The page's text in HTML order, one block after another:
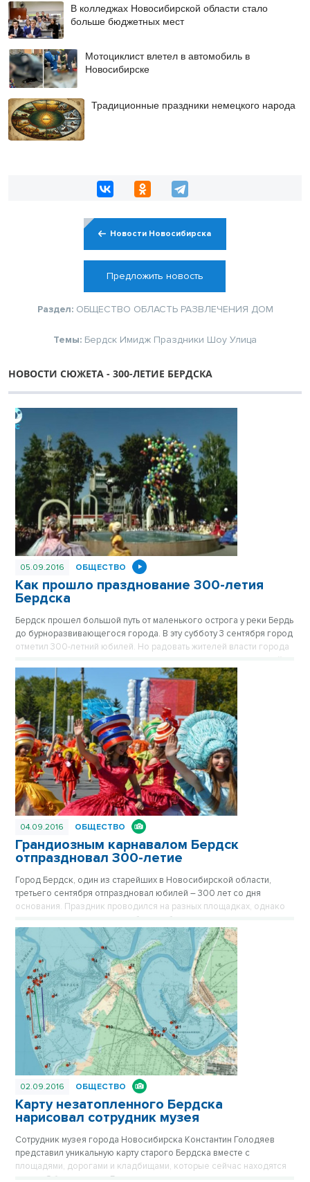
В колледжах Новосибирской области стало
больше бюджетных мест
Мотоциклист влетел в автомобиль в
Новосибирске
Традиционные праздники немецкого народа
Новости Новосибирска
Предложить новость
Раздел: ОБЩЕСТВО ОБЛАСТЬ РАЗВЛЕЧЕНИЯ ДОМ
Темы: Бердск Имидж Праздники Шоу Улица
НОВОСТИ СЮЖЕТА - 300-ЛЕТИЕ БЕРДСКА
05.09.2016 ОБЩЕСТВО
Как прошло празднование 300-летия
Бердска
Бердск прошел большой путь от маленького острога у реки Бердь
до бурноразвивающегося города. В эту субботу 3 сентября город
отметил 300-летний юбилей. Но радовать жителей власти города
фонтан.
04.09.2016 ОБЩЕСТВО
Грандиозным карнавалом Бердск
отпраздновал 300-летие
Город Бердск, один из старейших в Новосибирской области,
третьего сентября отпраздновал юбилей – 300 лет со дня
основания. Праздник проводился на разных площадках, однако
ключевым и самым ярким событием было карнавальное шествие
по одной из главных улиц города.
02.09.2016 ОБЩЕСТВО
Карту незатопленного Бердска
нарисовал сотрудник музея
Сотрудник музея города Новосибирска Константин Голодяев
представил уникальную карту старого Бердска вместе с
площадями, дорогами и кладбищами, которые сейчас находятся
на дне Обского моря. Глядя на нее, можно на мгновенье